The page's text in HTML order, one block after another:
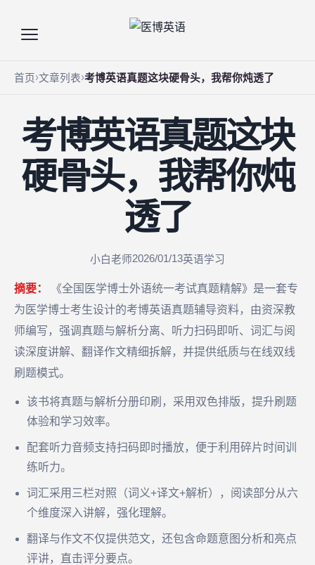
首页 文章列表 考博英语真题这块硬骨头，我帮你炖透了
考博英语真题这块
硬骨头，我帮你炖
透了
小白老师2026/01/13英语学习
摘要：
《全国医学博士外语统一考试真题精解》是一套专
为医学博士考生设计的考博英语真题辅导资料，由资深教
师编写，强调真题与解析分离、听力扫码即听、词汇与阅
读深度讲解、翻译作文精细拆解，并提供纸质与在线双线
刷题模式。
该书将真题与解析分册印刷，采用双色排版，提升刷题
体验和学习效率。
配套听力音频支持扫码即时播放，便于利用碎片时间训
练听力。
词汇采用三栏对照（词义+译文+解析），阅读部分从六
个维度深入讲解，强化理解。
翻译与作文不仅提供范文，还包含命题意图分析和亮点
评讲，直击评分要点。